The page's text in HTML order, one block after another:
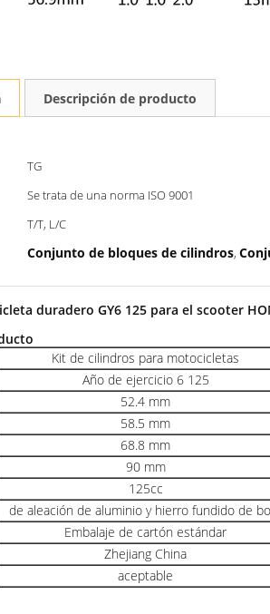
Descripción de producto
TG
Se trata de una norma ISO 9001
T/T, L/C
Conjunto de bloques de cilindros,
duradero GY6 125 para el scooter
Kit de cilindros para motocicletas
Año de ejercicio 6 125
52.4 mm
58.5 mm
68.8 mm
90 mm
125cc
de aleación de aluminio y hierro fundido de
Embalaje de cartón estándar
Zhejiang China
aceptable